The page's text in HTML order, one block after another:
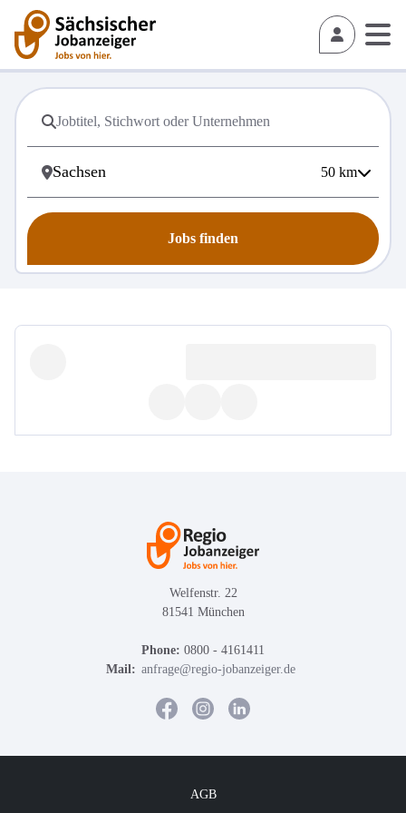
50 km
Jobs finden
Welfenstr. 22
81541 München
Phone: 0800 - 4161411
Mail: anfrage@regio-jobanzeiger.de
AGB